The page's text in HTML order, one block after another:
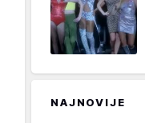
NAJNOVIJE